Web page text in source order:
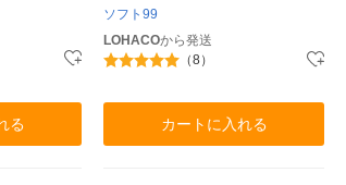
る
ソフト99
LOHACOから発送
（8）
カートに入れる